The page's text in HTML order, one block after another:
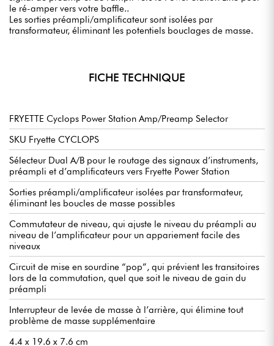
le ré-amper vers votre baffle..
Les sorties préampli/amplificateur sont isolées par
transformateur, éliminant les potentiels bouclages de masse.
FICHE TECHNIQUE
FRYETTE Cyclops Power Station Amp/Preamp Selector
SKU Fryette CYCLOPS
Sélecteur Dual A/B pour le routage des signaux d’instruments,
préampli et d’amplificateurs vers Fryette Power Station
Sorties préampli/amplificateur isolées par transformateur,
éliminant les boucles de masse possibles
Commutateur de niveau, qui ajuste le niveau du préampli au
niveau de l’amplificateur pour un appariement facile des
niveaux
Circuit de mise en sourdine “pop”, qui prévient les transitoires
lors de la commutation, quel que soit le niveau de gain du
préampli
Interrupteur de levée de masse à l’arrière, qui élimine tout
problème de masse supplémentaire
4.4 x 19.6 x 7.6 cm